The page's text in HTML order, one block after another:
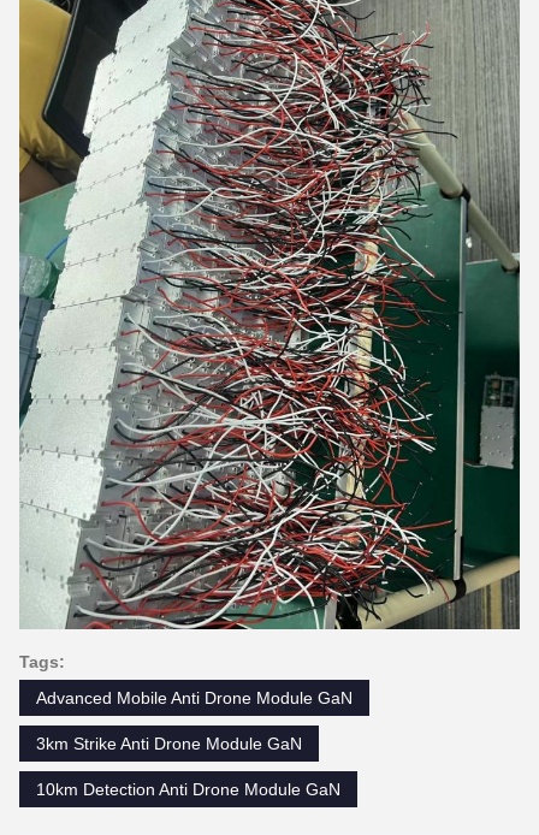
Tags:
Advanced Mobile Anti Drone Module GaN
3km Strike Anti Drone Module GaN
10km Detection Anti Drone Module GaN